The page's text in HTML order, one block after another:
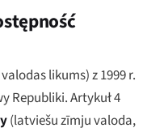
likums) z 1999 r.
Republiki. Artykuł 4
(latviešu zīmju valoda,